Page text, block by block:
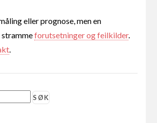
eller prognose, men en
strammeforutsetninger og feilkilder.
.